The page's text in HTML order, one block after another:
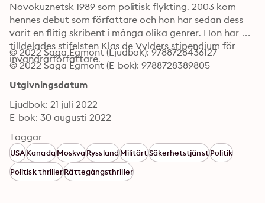
Novokuznetsk 1989 som politisk flykting. 2003 kom
hennes debut som författare och hon har sedan dess
varit en flitig skribent i många olika genrer. Hon har
tilldelades stifelsten Klas de Vylders stipendium för
invandrarförfattare.
© 2022 Saga Egmont (Ljudbok): 9788728436127
© 2022 Saga Egmont (E-bok): 9788728389805
Utgivningsdatum
Ljudbok: 21 juli 2022
E-bok: 30 augusti 2022
Taggar
USAKanadaMoskvaRysslandMilitärtSäkerhetstjänstPolitik
Politisk thrillerRättegångsthriller